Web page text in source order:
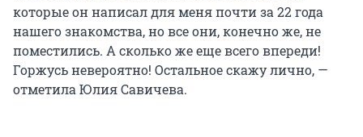
которые он написал для меня почти за 22 года
нашего знакомства, но все они, конечно же, не
поместились. А сколько же еще всего впереди!
Горжусь невероятно! Остальное скажу лично, —
отметила Юлия Савичева.